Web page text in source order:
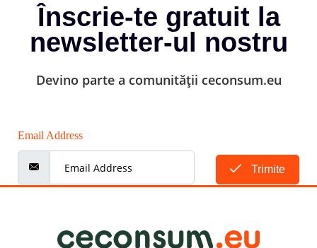
Înscrie-te gratuit la
newsletter-ul nostru
Devino parte a comunității ceconsum.eu
Email Address
Trimite